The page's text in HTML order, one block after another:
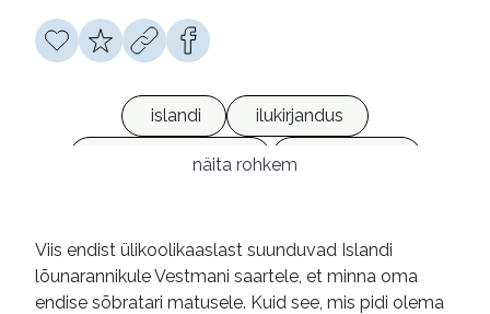
islandi
ilukirjandus
kriminaalromaanidnäita rohkem
Viis endist ülikoolikaaslast suunduvad Islandi
lõunarannikule Vestmani saartele, et minna oma
endise sõbratari matusele. Kuid see, mis pidi olema